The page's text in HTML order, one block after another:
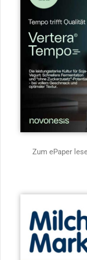
Zum ePaper